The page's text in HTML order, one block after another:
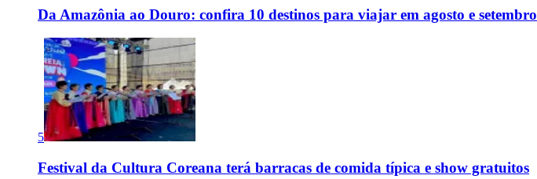
Da Amazônia ao Douro: confira 10 destinos para viajar em agosto e setembro
5
Festival da Cultura Coreana terá barracas de comida típica e show gratuitos